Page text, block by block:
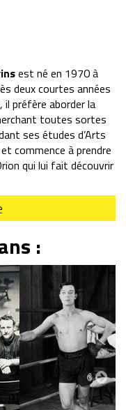
est né en 1970 à
deux courtes années
il préfère aborder la
toutes sortes
ses études d’Arts
commence à prendre
qui lui fait découvrir
: